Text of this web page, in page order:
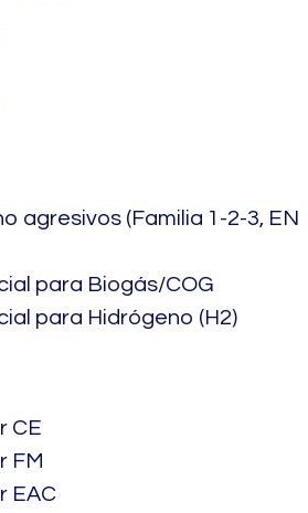
agresivos (Familia 1-2-3, EN
para Biogás/COG
para Hidrógeno (H2)
CE
FM
EAC